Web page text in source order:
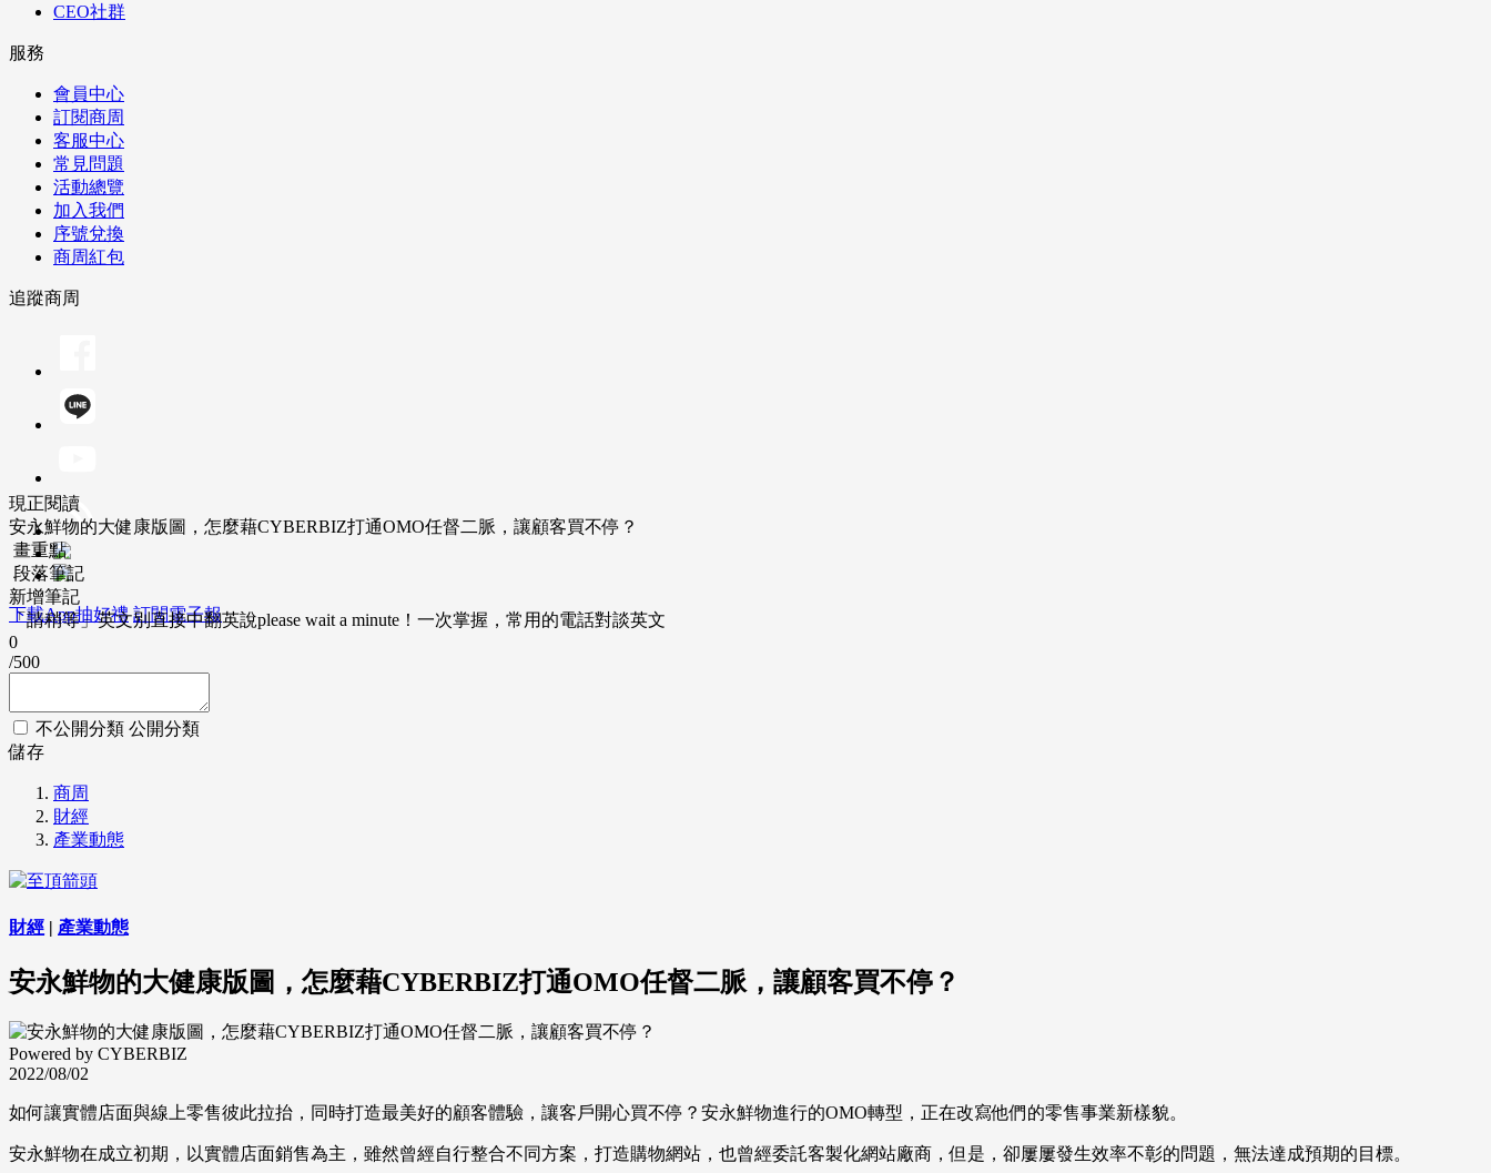
CEO社群
服務
會員中心
訂閱商周
客服中心
常見問題
活動總覽
加入我們
序號兌換
商周紅包
追蹤商周
下載App抽好禮 訂閱電子報
現正閱讀
安永鮮物的大健康版圖，怎麼藉CYBERBIZ打通OMO任督二脈，讓顧客買不停？
畫重點
段落筆記
新增筆記
「請稍等」英文別直接中翻英說please wait a minute！一次掌握，常用的電話對談英文
0
/500
不公開分類 公開分類
儲存
商周
財經
產業動態
財經 | 產業動態
安永鮮物的大健康版圖，怎麼藉CYBERBIZ打通OMO任督二脈，讓顧客買不停？
Powered by CYBERBIZ
2022/08/02
如何讓實體店面與線上零售彼此拉抬，同時打造最美好的顧客體驗，讓客戶開心買不停？安永鮮物進行的OMO轉型，正在改寫他們的零售事業新樣貌。
安永鮮物在成立初期，以實體店面銷售為主，雖然曾經自行整合不同方案，打造購物網站，也曾經委託客製化網站廠商，但是，卻屢屢發生效率不彰的問題，無法達成預期的目標。